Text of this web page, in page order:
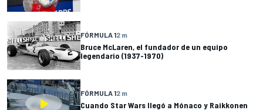
FÓRMULA 12 m
Bruce McLaren, el fundador de un equipo
legendario (1937-1970)
FÓRMULA 12 m
Cuando Star Wars llegó a Mónaco y Raikkonen